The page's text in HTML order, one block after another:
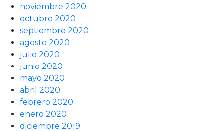
noviembre 2020
octubre 2020
septiembre 2020
agosto 2020
julio 2020
junio 2020
mayo 2020
abril 2020
febrero 2020
enero 2020
diciembre 2019